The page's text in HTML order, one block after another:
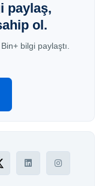
paylaş,
ol.
bilgi paylaştı.